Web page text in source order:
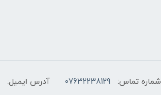
شماره تماس: 07632238129 آدرس ایمیل: